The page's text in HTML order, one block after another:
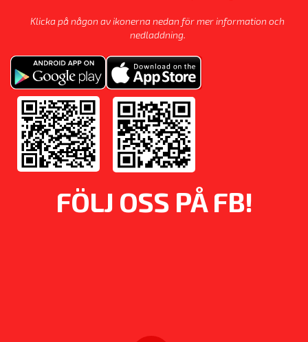
Klicka på någon av ikonerna nedan för mer information och
nedladdning.
FÖLJ OSS PÅ FB!